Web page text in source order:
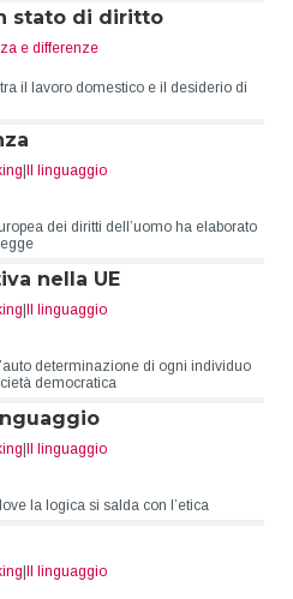
stato di diritto
e differenze
il lavoro domestico e il desiderio di
Il linguaggio
dei diritti dell’uomo ha elaborato
nella UE
Il linguaggio
determinazione di ogni individuo
democratica
Il linguaggio
la logica si salda con l’etica
Il linguaggio